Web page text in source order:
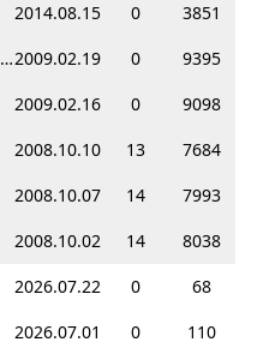
2014.08.15 0
3851
Jaesoon Park CPA2009.02.19 0
9395
2009.02.16 0
9098
2008.10.10 13
7684
2008.10.07 14
7993
2008.10.02 14
8038
2026.07.22 0
68
2026.07.01 0
110